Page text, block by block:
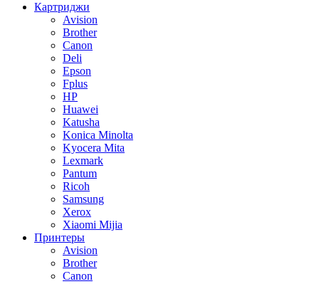
Картриджи
Avision
Brother
Canon
Deli
Epson
Fplus
HP
Huawei
Katusha
Konica Minolta
Kyocera Mita
Lexmark
Pantum
Ricoh
Samsung
Xerox
Xiaomi Mijia
Принтеры
Avision
Brother
Canon